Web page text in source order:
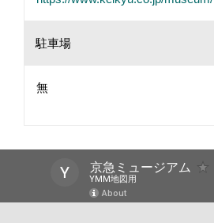
駐車場
無